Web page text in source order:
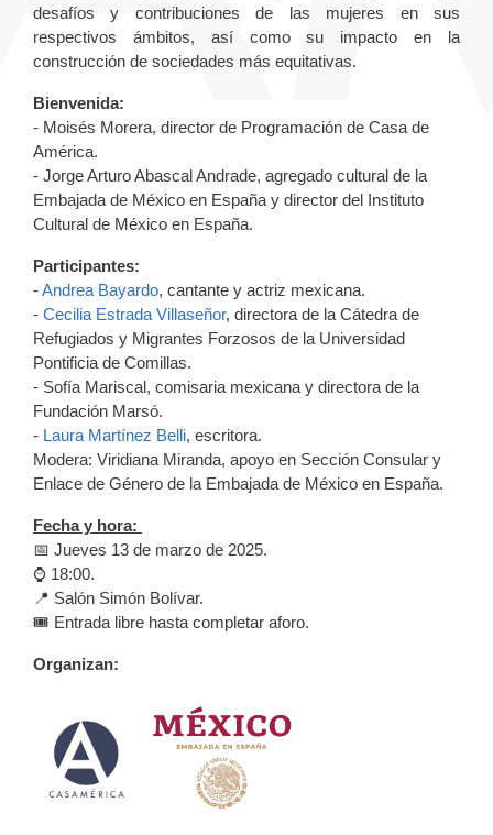
desafíos y contribuciones de las mujeres en sus
respectivos ámbitos, así como su impacto en la
construcción de sociedades más equitativas.
Bienvenida:
- Moisés Morera, director de Programación de Casa de
América.
- Jorge Arturo Abascal Andrade, agregado cultural de la
Embajada de México en España y director del Instituto
Cultural de México en España.
Participantes:
-Andrea Bayardo, cantante y actriz mexicana.
- Cecilia Estrada Villaseñor, directora de la Cátedra de
Refugiados y Migrantes Forzosos de la Universidad
Pontificia de Comillas.
- Sofía Mariscal, comisaria mexicana y directora de la
Fundación Marsó.
- Laura Martínez Belli, escritora.
Modera: Viridiana Miranda, apoyo en Sección Consular y
Enlace de Género de la Embajada de México en España.
Fecha y hora:
📅 Jueves 13 de marzo de 2025.
⌚ 18:00.
📍 Salón Simón Bolívar.
🎟️ Entrada libre hasta completar aforo.
Organizan: